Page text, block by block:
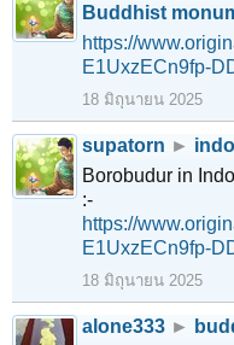
Buddhist
https://
E1UxzECn9fp-
18 มิถุนายน 2025
supatorn ►
Borobudur in
:-
https://
E1UxzECn9fp-
18 มิถุนายน 2025
alone333 ►